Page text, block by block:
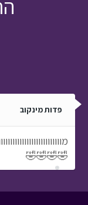
פדות מינקוב
🤣🤣🤣🤣